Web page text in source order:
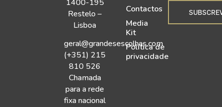
1400-195
Restelo –
Lisboa
geral@grandesescolhas.com
(+351) 215
810 526
Chamada
para a rede
fixa nacional
Contactos
Media
Kit
Política de
privacidade